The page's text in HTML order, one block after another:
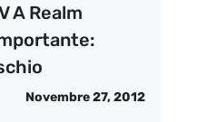
A Realm
Novembre 27, 2012